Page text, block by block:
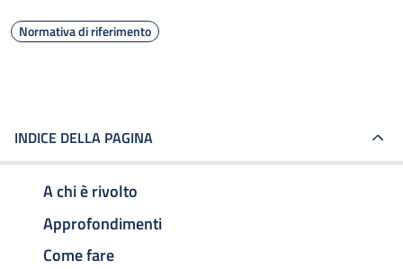
Normativa di riferimento
INDICE DELLA PAGINA
A chi è rivolto
Approfondimenti
Come fare